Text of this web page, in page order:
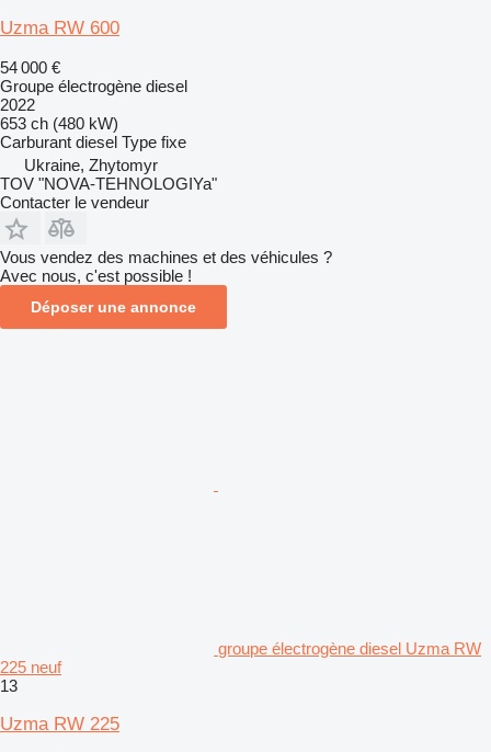
Uzma RW 600
54 000 €
Groupe électrogène diesel
2022
653 ch (480 kW)
Carburant diesel Type fixe
Ukraine, Zhytomyr
TOV "NOVA-TEHNOLOGIYa"
Contacter le vendeur
Vous vendez des machines et des véhicules ?
Avec nous, c'est possible !
Déposer une annonce
groupe électrogène diesel Uzma RW
225 neuf
13
Uzma RW 225